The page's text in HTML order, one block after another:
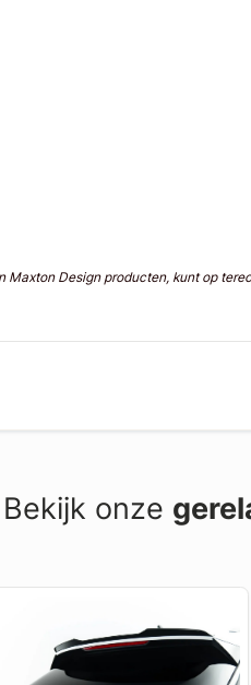
Maxton Design producten, kunt op
Bekijk onze